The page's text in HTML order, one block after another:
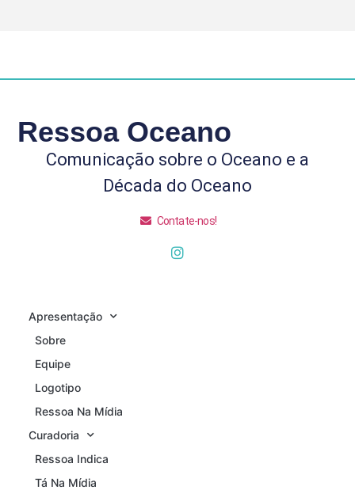
Ressoa Oceano
Comunicação sobre o Oceano e a
Década do Oceano
Contate-nos!
Apresentação
Sobre
Equipe
Logotipo
Ressoa Na Mídia
Curadoria
Ressoa Indica
Tá Na Mídia